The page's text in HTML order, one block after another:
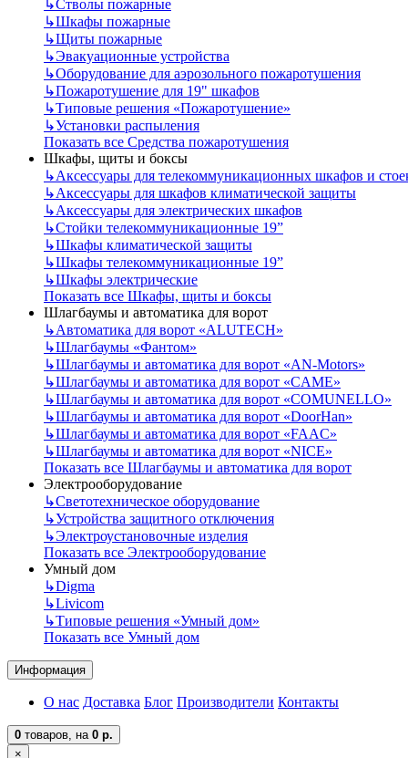
↳Стволы пожарные
↳Шкафы пожарные
↳Щиты пожарные
↳Эвакуационные устройства
↳Оборудование для аэрозольного пожаротушения
↳Пожаротушение для 19" шкафов
↳Типовые решения «Пожаротушение»
↳Установки распыления
Показать все Средства пожаротушения
Шкафы, щиты и боксы
↳Аксессуары для телекоммуникационных шкафов и
↳Аксессуары для шкафов климатической защиты
↳Аксессуары для электрических шкафов
↳Стойки телекоммуникационные 19”
↳Шкафы климатической защиты
↳Шкафы телекоммуникационные 19”
↳Шкафы электрические
Показать все Шкафы, щиты и боксы
Шлагбаумы и автоматика для ворот
↳Автоматика для ворот «ALUTECH»
↳Шлагбаумы «Фантом»
↳Шлагбаумы и автоматика для ворот «AN-Motors»
↳Шлагбаумы и автоматика для ворот «CAME»
↳Шлагбаумы и автоматика для ворот «COMUNELLO»
↳Шлагбаумы и автоматика для ворот «DoorHan»
↳Шлагбаумы и автоматика для ворот «FAAC»
↳Шлагбаумы и автоматика для ворот «NICE»
Показать все Шлагбаумы и автоматика для ворот
Электрооборудование
↳Светотехническое оборудование
↳Устройства защитного отключения
↳Электроустановочные изделия
Показать все Электрооборудование
Умный дом
↳Digma
↳Livicom
↳Типовые решения «Умный дом»
Показать все Умный дом
Информация
О нас Доставка Блог Производители Контакты
0 товаров, на 0 р.
×